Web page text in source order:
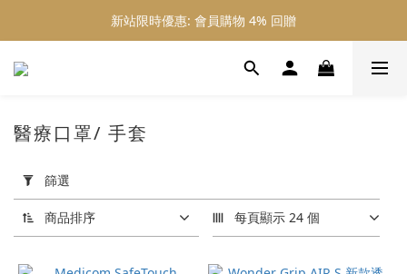
新站限時優惠: 會員購物 4% 回贈
新站限時優惠: 會員購物 4% 回贈
新站限時優惠: 滿 $800 順豐免運費
用
篩
選
(0/20)
醫療口罩/ 手套
篩選
商品排序 每頁顯示 24 個